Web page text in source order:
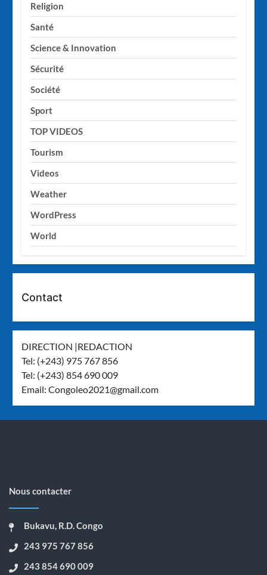
Religion
Santé
Science & Innovation
Sécurité
Société
Sport
TOP VIDEOS
Tourism
Videos
Weather
WordPress
World
Contact
DIRECTION |REDACTION
Tel: (+243) 975 767 856
Tel: (+243) 854 690 009
Email:Congoleo2021@gmail.com
Nous contacter
Bukavu, R.D. Congo
243 975 767 856
243 854 690 009